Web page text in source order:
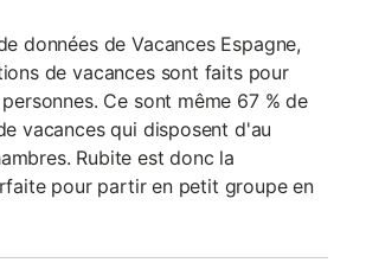
données de Vacances Espagne,
de vacances sont faits pour
Ce sont même 67 % de
vacances qui disposent d'au
Rubite est donc la
pour partir en petit groupe en